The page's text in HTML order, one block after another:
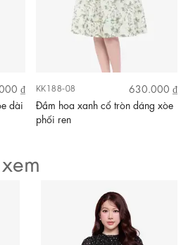
₫
dài
KK188-08
630.000 ₫
Đầm hoa xanh cổ tròn dáng xòe
phối ren